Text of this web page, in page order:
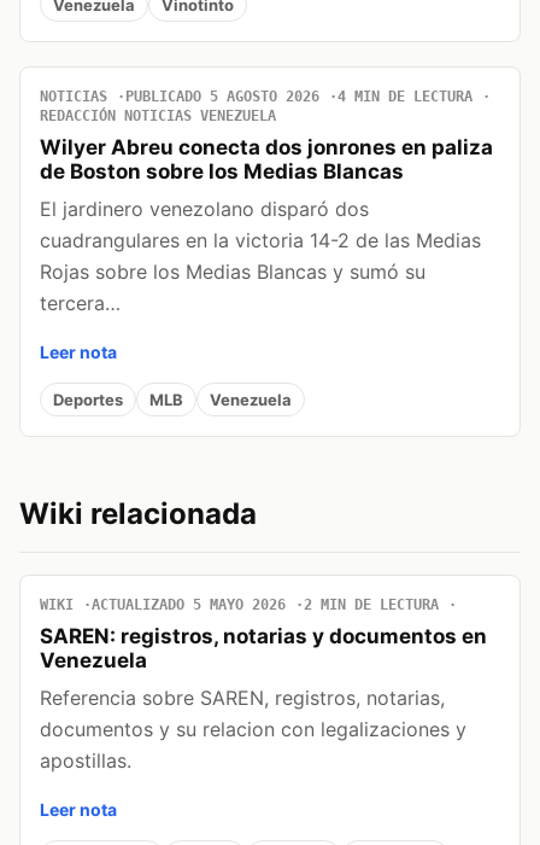
Venezuela Vinotinto
NOTICIAS PUBLICADO 5 AGOSTO 2026
4 MIN DE LECTURA
REDACCIÓN NOTICIAS VENEZUELA
Wilyer Abreu conecta dos jonrones en paliza
de Boston sobre los Medias Blancas
El jardinero venezolano disparó dos
cuadrangulares en la victoria 14-2 de las Medias
Rojas sobre los Medias Blancas y sumó su
tercera…
Leer nota
Deportes MLB Venezuela
Wiki relacionada
WIKI ACTUALIZADO 5 MAYO 2026 2 MIN DE LECTURA
SAREN: registros, notarias y documentos en
Venezuela
Referencia sobre SAREN, registros, notarias,
documentos y su relacion con legalizaciones y
apostillas.
Leer nota